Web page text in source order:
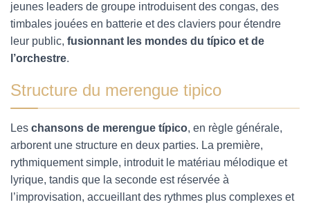
jeunes leaders de groupe introduisent des congas, des
timbales jouées en batterie et des claviers pour étendre
leur public, fusionnant les mondes du típico et de
l’orchestre.
Structure du merengue tipico
Les chansons de merengue típico, en règle générale,
arborent une structure en deux parties. La première,
rythmiquement simple, introduit le matériau mélodique et
lyrique, tandis que la seconde est réservée à
l’improvisation, accueillant des rythmes plus complexes et